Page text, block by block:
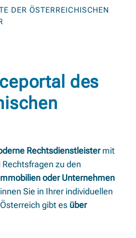
des
DER ÖSTERREICHISCHEN
Rechtsdienstleistermit
zu den
oder Unternehmen
Sie in Ihrer individuellen
gibt es über